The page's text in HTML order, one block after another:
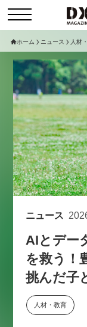
コラム
セミナー
サービスメニュー
セミナー
セミナー
ホーム ニュース 人材
ニュース
AIとデー
を救う！
挑んだ子
人材・教育